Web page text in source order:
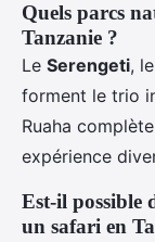
Quels parcs
Tanzanie ?
Le Serengeti,
forment le trio
Ruaha
expérience
Est-il possible
un safari en